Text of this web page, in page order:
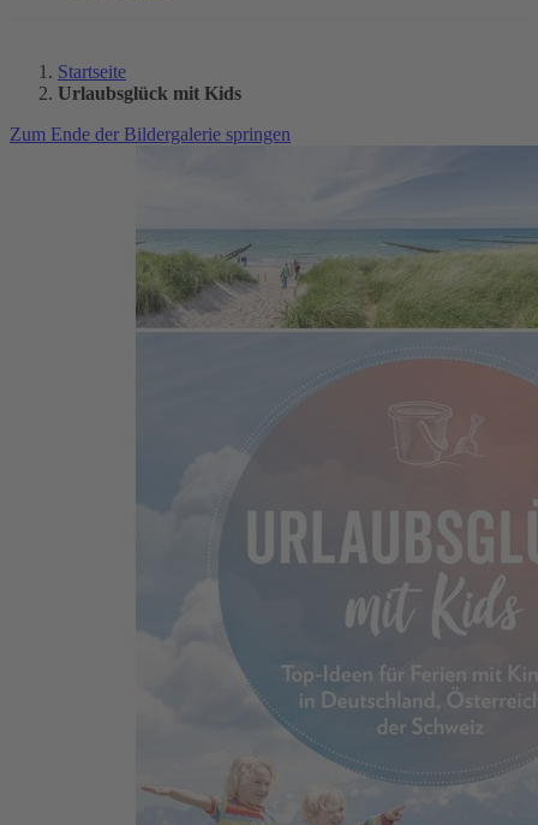
Startseite
Urlaubsglück mit Kids
Zum Ende der Bildergalerie springen